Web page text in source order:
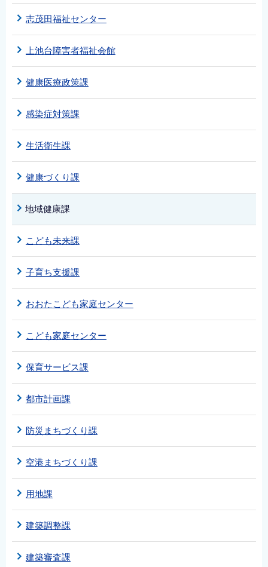
志茂田福祉センター
上池台障害者福祉会館
健康医療政策課
感染症対策課
生活衛生課
健康づくり課
地域健康課
こども未来課
子育ち支援課
おおたこども家庭センター
こども家庭センター
保育サービス課
都市計画課
防災まちづくり課
空港まちづくり課
用地課
建築調整課
建築審査課